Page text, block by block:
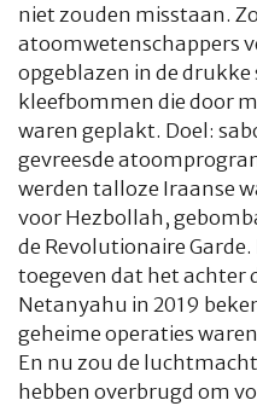
niet zouden misstaan.
atoomwetenschappers
opgeblazen in de
kleefbommen die door
waren geplakt. Doel:
gevreesde
werden talloze Iraanse
voor Hezbollah,
de Revolutionaire
toegeven dat het achter
Netanyahu in 2019
geheime operaties
En nu zou de
hebben overbrugd om